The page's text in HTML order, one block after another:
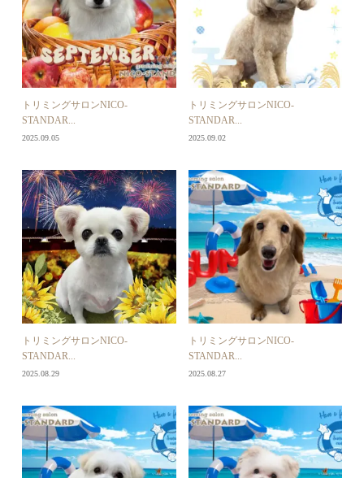
トリミングサロンNICO-
STANDAR...
2025.09.05
トリミングサロンNICO-
STANDAR...
2025.09.02
トリミングサロンNICO-
STANDAR...
2025.08.29
トリミングサロンNICO-
STANDAR...
2025.08.27